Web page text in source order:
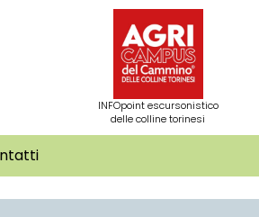
INFOpoint escursonistico
delle colline torinesi